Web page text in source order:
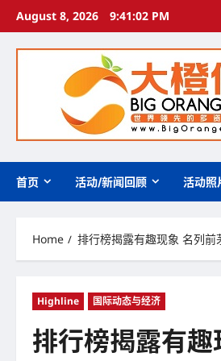
Skip
content
August 8, 2026 9:41:03 PM
首页 活动/新闻回顾 活动照
Home 排行榜揭露有趣现象 名列
Highline 国际动态与经济
排行榜揭露有